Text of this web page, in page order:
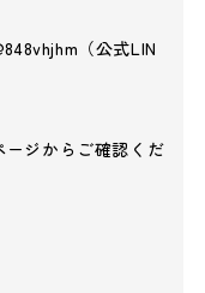
（公式LIN
ージからご確認くだ